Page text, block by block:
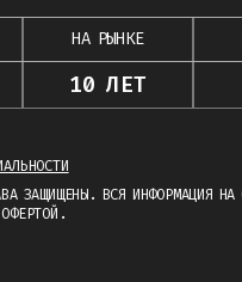
НА РЫНКЕ
10 ЛЕТ
ЗАЩИЩЕНЫ. ВСЯ ИНФОРМАЦИЯ НА